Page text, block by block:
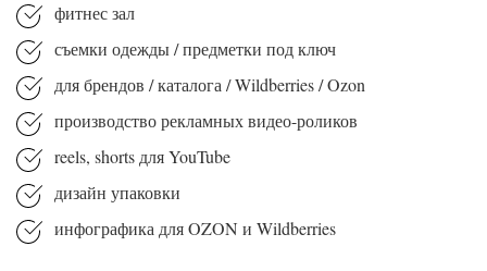
фитнес зал
съемки одежды / предметки под ключ
для брендов / каталога / Wildberries / Ozon
производство рекламных видео-роликов
reels, shorts для YouTube
дизайн упаковки
инфографика для OZON и Wildberries